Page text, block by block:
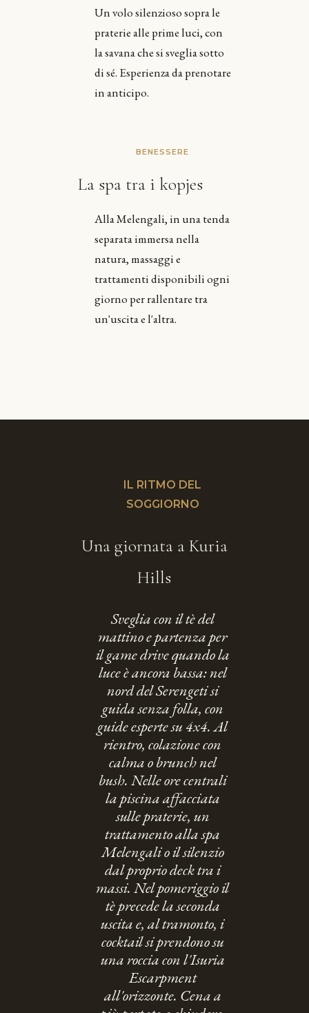
Un volo silenzioso sopra le
praterie alle prime luci, con
la savana che si sveglia sotto
di sé. Esperienza da prenotare
in anticipo.
BENESSERE
La spa tra i kopjes
Alla Melengali, in una tenda
separata immersa nella
natura, massaggi e
trattamenti disponibili ogni
giorno per rallentare tra
un'uscita e l'altra.
IL RITMO DEL
SOGGIORNO
Una giornata a Kuria
Hills
Sveglia con il tè del
mattino e partenza per
il game drive quando la
luce è ancora bassa: nel
nord del Serengeti si
guida senza folla, con
guide esperte su 4x4. Al
rientro, colazione con
calma o brunch nel
bush. Nelle ore centrali
la piscina affacciata
sulle praterie, un
trattamento alla spa
Melengali o il silenzio
dal proprio deck tra i
massi. Nel pomeriggio il
tè precede la seconda
uscita e, al tramonto, i
cocktail si prendono su
una roccia con l'Isuria
Escarpment
all'orizzonte. Cena a